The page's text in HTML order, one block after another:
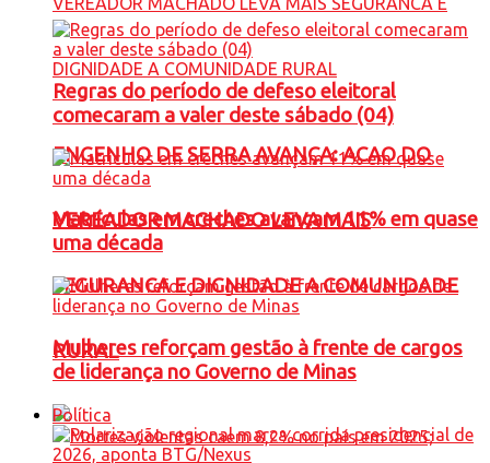
ENGENHO DE SERRA AVANÇA: ACAO DO
VEREADOR MACHADO LEVA MAIS
SEGURANCA E DIGNIDADE A COMUNIDADE
RURAL
Regras do período de defeso eleitoral
comecaram a valer deste sábado (04)
Matrículas em creches avançam 11% em quase
uma década
Mulheres reforçam gestão à frente de cargos
de liderança no Governo de Minas
Política